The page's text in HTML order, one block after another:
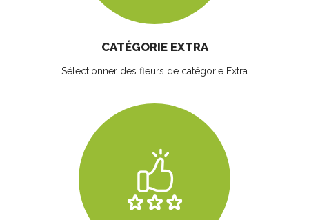
CATÉGORIE EXTRA
Sélectionner des fleurs de catégorie Extra